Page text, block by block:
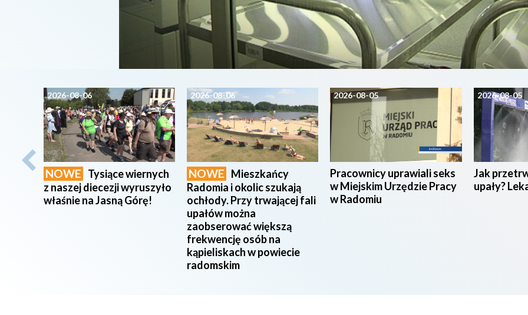
2026-08-06
NOWE Tysiące wiernych
z naszej diecezji wyruszyło
właśnie na Jasną Górę!
2026-08-06
NOWE Mieszkańcy
Radomia i okolic szukają
ochłody. Przy trwającej fali
upałów można
zaobserować większą
frekwencję osób na
kąpieliskach w powiecie
radomskim
2026-08-05
Pracownicy uprawiali seks
w Miejskim Urzędzie Pracy
w Radomiu
2026-08-05
Jak
upały?